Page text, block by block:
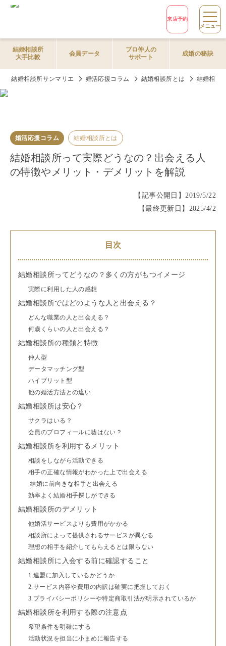
来店予約
メニュー
結婚相談所
大手比較
会員データ
プロ仲人の
サポート
成婚の秘訣
結婚相談所サンマリエ 婚活応援コラム 結婚相談所とは 結婚相談
婚活応援コラム 結婚相談所とは
結婚相談所って実際どうなの？出会える人
の特徴やメリット・デメリットを解説
【記事公開日】2019/5/22
【最終更新日】 2025/4/2
目次
結婚相談所ってどうなの？多くの方がもつイメージ
実際に利用した人の感想
結婚相談所ではどのような人と出会える？
どんな職業の人と出会える？
何歳くらいの人と出会える？
結婚相談所の種類と特徴
仲人型
データマッチング型
ハイブリット型
他の婚活方法との違い
結婚相談所は安心？
サクラはいる？
会員のプロフィールに嘘はない？
結婚相談所を利用するメリット
相談をしながら活動できる
相手の正確な情報がわかった上で出会える
結婚に前向きな相手と出会える
効率よく結婚相手探しができる
結婚相談所のデメリット
他婚活サービスよりも費用がかかる
相談所によって提供されるサービスが異なる
理想の相手を紹介してもらえるとは限らない
結婚相談所に入会する前に確認すること
1.連盟に加入しているかどうか
2.サービス内容や費用の内訳は確実に把握しておく
3.プライバシーポリシーや特定商取引法が明示されているか
結婚相談所を利用する際の注意点
希望条件を明確にする
活動状況を担当に小まめに報告する